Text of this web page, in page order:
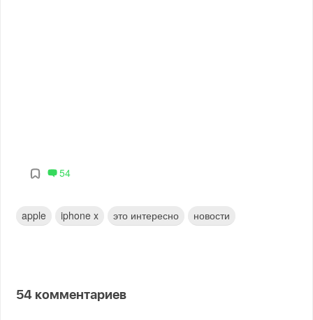
54
apple iphone x это интересно новости
54 комментариев